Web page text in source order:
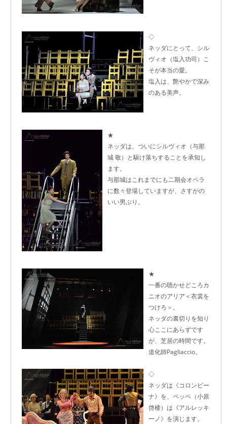
◇
ネッダにとって、シル
ヴィオ（塩入功司）こ
そが本当の愛。
塩入は、艶やかで深み
のある美声。
★
ネッダは、ついにシルヴィオ（与那
城 敬）と駆け落ちすることを承知し
ます。
与那城はこれまでにも二期会オペラ
に数々登場していますが、さすがの
いい男ぶり。
★
一番の聴かせどころカ
ニオのアリア＜衣裳を
つけろ＞。
ネッダの裏切りを知り
心ここにあらずです
が、芝居の時間です。
道化師Pagliaccio。
◇
ネッダは《コロンビー
ナ》を、ペッペ（小原
啓楼）は《アルレッキ
ーノ》を演じます。